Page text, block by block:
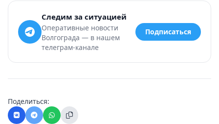
Следим за ситуацией
Оперативные новости
Волгограда — в нашем
телеграм-канале
Подписаться
Поделиться: